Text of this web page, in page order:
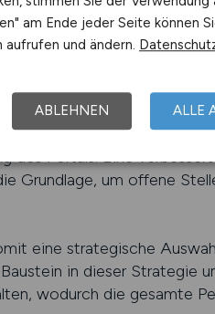
die
wichtig die richtige
die präzisere
möchten,
des Portals. Eine
Grundlage, um offene
eine strategische
in dieser Strategie
wodurch die gesamte
am Ende jeder Seite können
und ändern.
ABLEHNEN ALLE